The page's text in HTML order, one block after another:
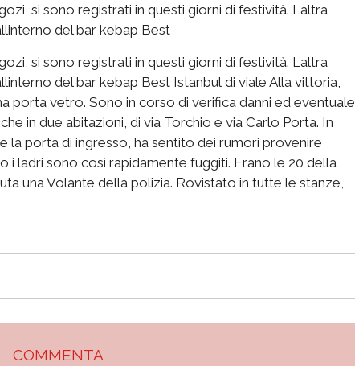
si sono registrati in questi giorni di festività. Laltra
del bar kebap Best
si sono registrati in questi giorni di festività. Laltra
del bar kebap Best Istanbul di viale Alla vittoria,
porta vetro. Sono in corso di verifica danni ed eventuale
in due abitazioni, di via Torchio e via Carlo Porta. In
la porta di ingresso, ha sentito dei rumori provenire
i ladri sono così rapidamente fuggiti. Erano le 20 della
una Volante della polizia. Rovistato in tutte le stanze,
COMMENTA